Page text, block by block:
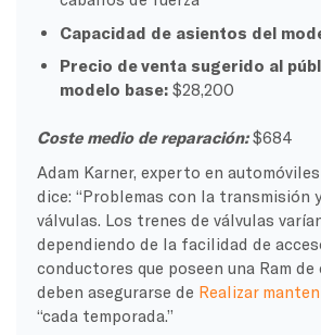
Capacidad de asientos del
Precio de venta sugerido al
modelo base: $28,200
Coste medio de reparación:$684
Adam Karner, experto en
dice: “Problemas con la transmisión
válvulas. Los trenes de válvulas
dependiendo de la facilidad de
conductores que poseen una Ram
deben asegurarse de Realizar
“cada temporada.”